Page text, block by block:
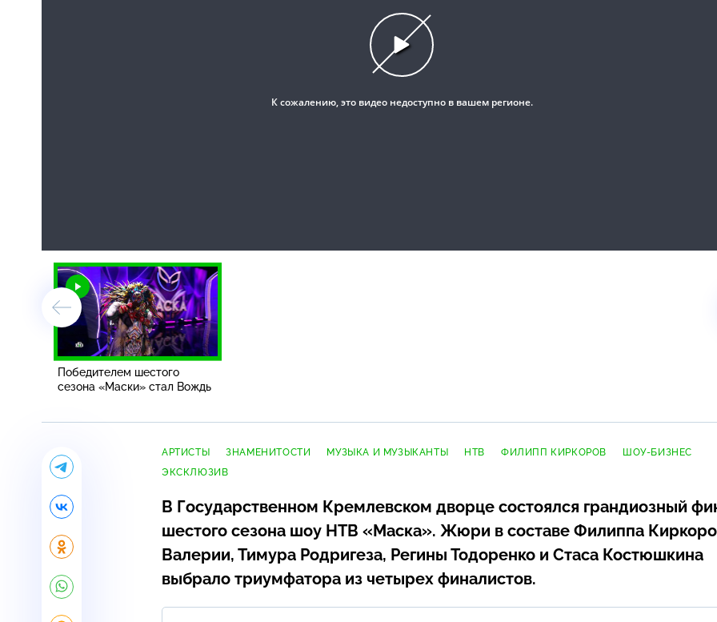
This
modal
К сожалению, это видео недоступно в вашем регионе.
Победителем шестого
сезона «Маски» стал Вождь
АРТИСТЫ ЗНАМЕНИТОСТИ МУЗЫКА И МУЗЫКАНТЫ НТВ ФИЛИПП КИРКОРОВ
ШОУ-БИЗНЕС
ЭКСКЛЮЗИВ
В Государственном Кремлевском дворце состоялся грандиозный
шестого сезона шоу НТВ «Маска». Жюри в составе Филиппа
Валерии, Тимура Родригеза, Регины Тодоренко и Стаса Костюшкина
выбрало триумфатора из четырех финалистов.